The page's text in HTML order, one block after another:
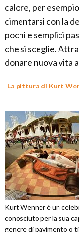
calore, per
cimentarsi con la
pochi e semplici
che si sceglie.
donare nuova vita
La pittura di Kurt
Kurt Wenner è un
conosciuto per la sua
genere di pavimento o